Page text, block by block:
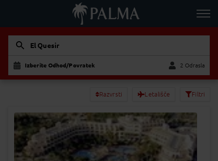
El Quesir
Izberite Odhod/Povratek 2 Odrasla
Razvrsti Letališče Filtri